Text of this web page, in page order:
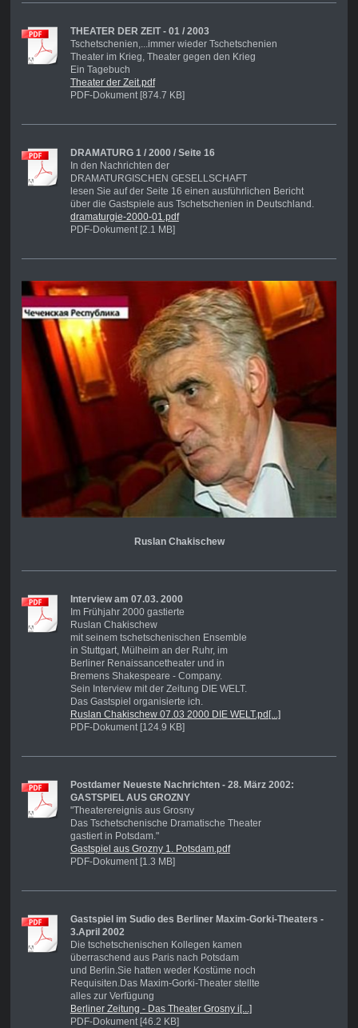
THEATER DER ZEIT - 01 / 2003
Tschetschenien,...immer wieder Tschetschenien
Theater im Krieg, Theater gegen den Krieg
Ein Tagebuch
Theater der Zeit.pdf
PDF-Dokument [874.7 KB]
DRAMATURG 1 / 2000 / Seite 16
In den Nachrichten der
DRAMATURGISCHEN GESELLSCHAFT
lesen Sie auf der Seite 16 einen ausführlichen Bericht
über die Gastspiele aus Tschetschenien in Deutschland.
dramaturgie-2000-01.pdf
PDF-Dokument [2.1 MB]
Ruslan Chakischew
Interview am 07.03. 2000
Im Frühjahr 2000 gastierte
Ruslan Chakischew
mit seinem tschetschenischen Ensemble
in Stuttgart, Mülheim an der Ruhr, im
Berliner Renaissancetheater und in
Bremens Shakespeare - Company.
Sein Interview mit der Zeitung DIE WELT.
Das Gastspiel organisierte ich.
Ruslan Chakischew 07.03 2000 DIE WELT.pd[...]
PDF-Dokument [124.9 KB]
Postdamer Neueste Nachrichten - 28. März 2002:
GASTSPIEL AUS GROZNY
"Theaterereignis aus Grosny
Das Tschetschenische Dramatische Theater
gastiert in Potsdam."
Gastspiel aus Grozny 1. Potsdam.pdf
PDF-Dokument [1.3 MB]
Gastspiel im Sudio des Berliner Maxim-Gorki-Theaters -
3.April 2002
Die tschetschenischen Kollegen kamen
überraschend aus Paris nach Potsdam
und Berlin.Sie hatten weder Kostüme noch
Requisiten.Das Maxim-Gorki-Theater stellte
alles zur Verfügung
Berliner Zeitung - Das Theater Grosny i[...]
PDF-Dokument [46.2 KB]